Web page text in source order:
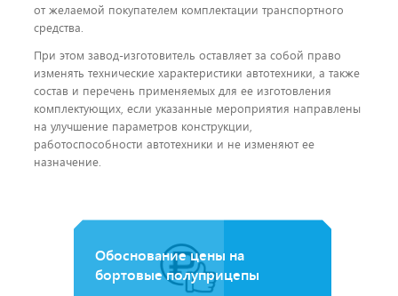
от желаемой покупателем комплектации транспортного
средства.
При этом завод-изготовитель оставляет за собой право
изменять технические характеристики автотехники, а также
состав и перечень применяемых для ее изготовления
комплектующих, если указанные мероприятия направлены
на улучшение параметров конструкции,
работоспособности автотехники и не изменяют ее
назначение.
Обоснование цены на
бортовые полуприцепы